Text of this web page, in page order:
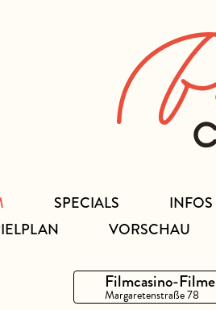
VORSCHAU
SPECIALS INFOS
Filmcasino-Filme
Margaretenstraße 78